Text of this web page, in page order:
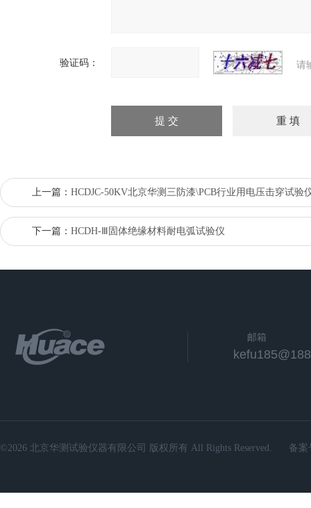
验证码： 请
上一篇： HCDJC-50KV北京华测三防漆\PCB行业用电压击穿试验
下一篇： HCDH-Ⅲ固体绝缘材料耐电弧试验仪
邮箱
©2026 北京华测试验仪器有限公司 版权所有 All Rights Reserved. 备案